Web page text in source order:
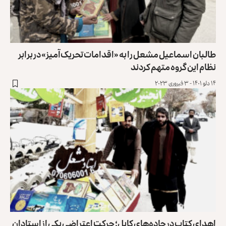
طالبان اسماعیل مشعل را به «اقدامات تحریک‌آمیز» در برابر
نظام این گروه متهم کردند
۱۴ دلو ۱۴۰۱ - ۳ فبروری ۲۰۲۳